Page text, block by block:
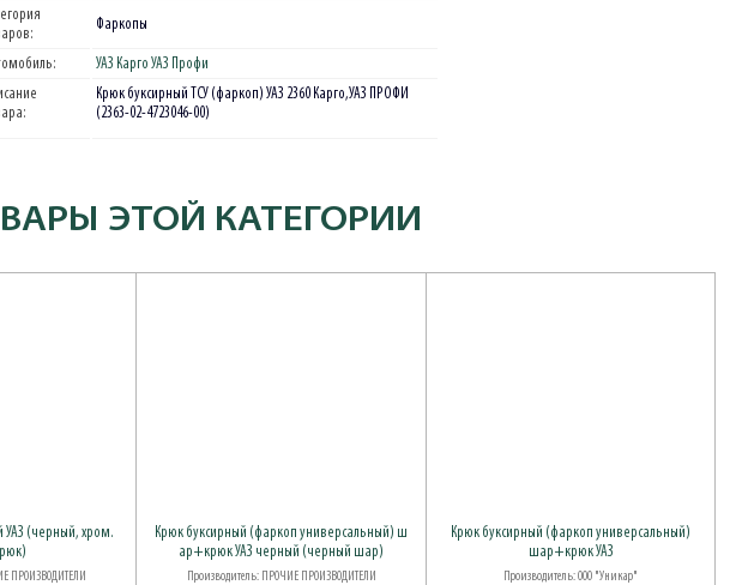
Фаркопы
УАЗ Карго УАЗ Профи
Крюк буксирный ТСУ (фаркоп) УАЗ 2360 Карго,УАЗ ПРОФИ
(2363-02-4723046-00)
ЭТОЙ КАТЕГОРИИ
УАЗ (черный, хром.
ПРОИЗВОДИТЕЛИ
Крюк буксирный (фаркоп универсальный) ш
ар+крюк УАЗ черный (черный шар)
Производитель: ПРОЧИЕ ПРОИЗВОДИТЕЛИ
Крюк буксирный (фаркоп универсальный)
шар+крюк УАЗ
Производитель: ООО "Уникар"